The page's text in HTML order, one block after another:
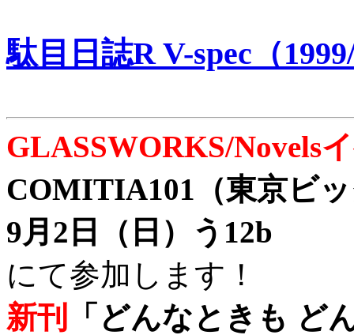
駄目日誌R V-spec（
GLASSWORKS/Novels
COMITIA101（東京ビ
9月2日（日）う12b
にて参加します！
新刊
「どんなときも ど